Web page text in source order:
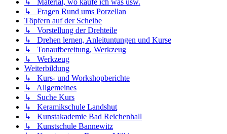
↳ Fragen Rund ums Porzellan
Töpfern auf der Scheibe
↳ Vorstellung der Drehteile
↳ Drehen lernen, Anleituntungen und Kurse
↳ Tonaufbereitung, Werkzeug
↳ Werkzeug
Weiterbildung
↳ Kurs- und Workshopberichte
↳ Allgemeines
↳ Suche Kurs
↳ Keramikschule Landshut
↳ Kunstakademie Bad Reichenhall
↳ Kunstschule Bannewitz